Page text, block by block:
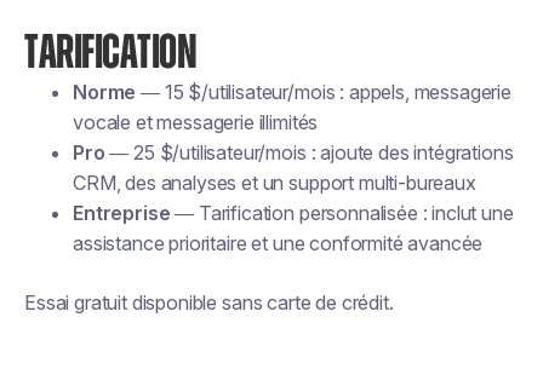
TARIFICATION
Norme — 15 $/utilisateur/mois : appels, messagerie
vocale et messagerie illimités
Pro — 25 $/utilisateur/mois : ajoute des intégrations
CRM, des analyses et un support multi-bureaux
Entreprise — Tarification personnalisée : inclut une
assistance prioritaire et une conformité avancée
Essai gratuit disponible sans carte de crédit.